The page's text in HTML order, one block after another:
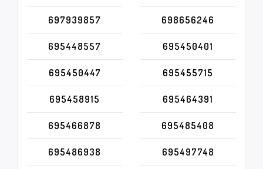
697939857 698656246
695448557 695450401
695450447 695455715
695458915 695464391
695466878 695485408
695486938 695497748